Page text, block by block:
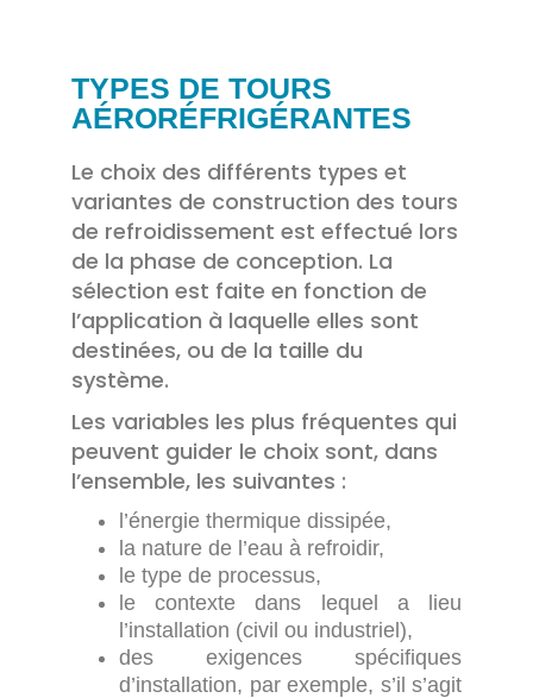
TYPES DE TOURS
AÉRORÉFRIGÉRANTES
Le choix des différents types et
variantes de construction des tours
de refroidissement est effectué lors
de la phase de conception. La
sélection est faite en fonction de
l’application à laquelle elles sont
destinées, ou de la taille du
système.
Les variables les plus fréquentes qui
peuvent guider le choix sont, dans
l’ensemble, les suivantes :
l’énergie thermique dissipée,
la nature de l’eau à refroidir,
le type de processus,
le contexte dans lequel a lieu
l’installation (civil ou industriel),
des exigences spécifiques
d’installation, par exemple, s’il s’agit